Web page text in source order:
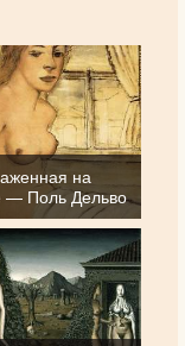
на
— Поль Дельво